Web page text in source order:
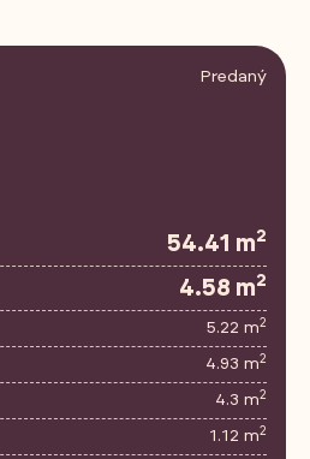
Predaný
54.41 m2
4.58 m2
5.22 m2
4.93 m2
4.3 m2
1.12 m2